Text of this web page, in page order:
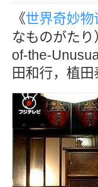
《世界奇妙物
なものがた
of-the-
田和行，植